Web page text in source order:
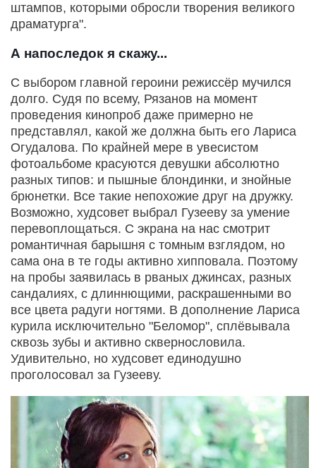
штампов, которыми обросли творения великого
драматурга".
А напоследок я скажу...
С выбором главной героини режиссёр мучился
долго. Судя по всему, Рязанов на момент
проведения кинопроб даже примерно не
представлял, какой же должна быть его Лариса
Огудалова. По крайней мере в увесистом
фотоальбоме красуются девушки абсолютно
разных типов: и пышные блондинки, и знойные
брюнетки. Все такие непохожие друг на дружку.
Возможно, худсовет выбрал Гузееву за умение
перевоплощаться. С экрана на нас смотрит
романтичная барышня с томным взглядом, но
сама она в те годы активно хипповала. Поэтому
на пробы заявилась в рваных джинсах, разных
сандалиях, с длиннющими, раскрашенными во
все цвета радуги ногтями. В дополнение Лариса
курила исключительно "Беломор", сплёвывала
сквозь зубы и активно сквернословила.
Удивительно, но худсовет единодушно
проголосовал за Гузееву.